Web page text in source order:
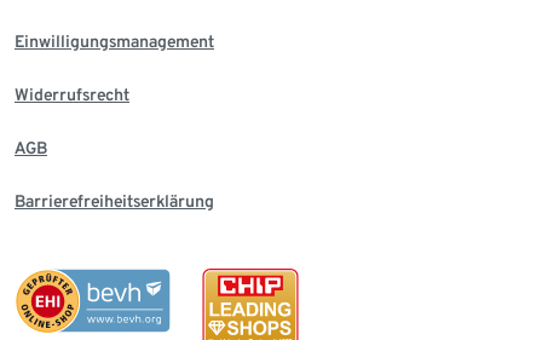
Einwilligungsmanagement
Widerrufsrecht
AGB
Barrierefreiheitserklärung